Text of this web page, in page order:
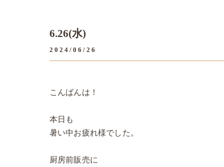
6.26(水)
2024/06/26
こんばんは！
本日も
暑い中お疲れ様でした。
厨房前販売に